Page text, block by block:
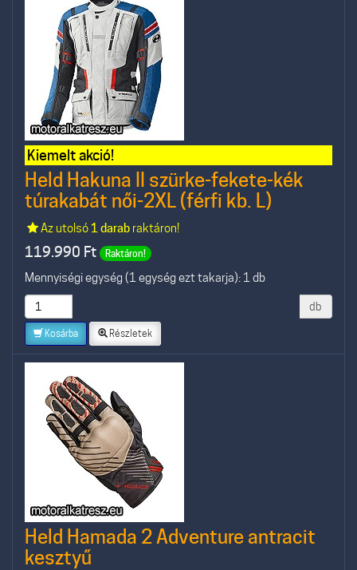
Kiemelt akció!
Held Hakuna II szürke-fekete-kék
túrakabát női-2XL (férfi kb. L)
Az utolsó 1 darabraktáron!
119.990 Ft Raktáron!
Mennyiségi egység (1 egység ezt takarja): 1 db
db
Kosárba Részletek
Held Hamada 2 Adventure antracit
kesztyű